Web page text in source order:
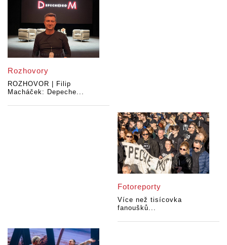
Rozhovory
ROZHOVOR | Filip
Macháček: Depeche...
Fotoreporty
Více než tisícovka
fanoušků...